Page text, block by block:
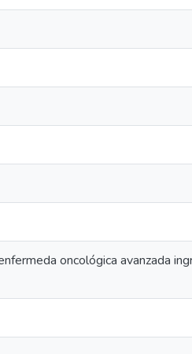
oncológica avanzada